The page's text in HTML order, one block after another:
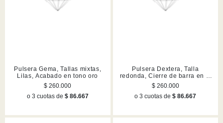
Pulsera Gema, Tallas mixtas,
Lilas, Acabado en tono oro
$ 260.000
o 3 cuotas de $ 86.667
Pulsera Dextera, Talla
redonda, Cierre de barra en T,
Blanca, Mezcla de acabados
$ 260.000
o 3 cuotas de$ 86.667